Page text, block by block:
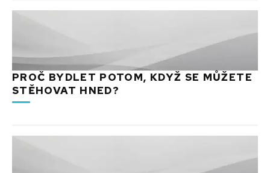
PROČ BYDLET POTOM, KDYŽ SE MŮŽETE
STĚHOVAT HNED?